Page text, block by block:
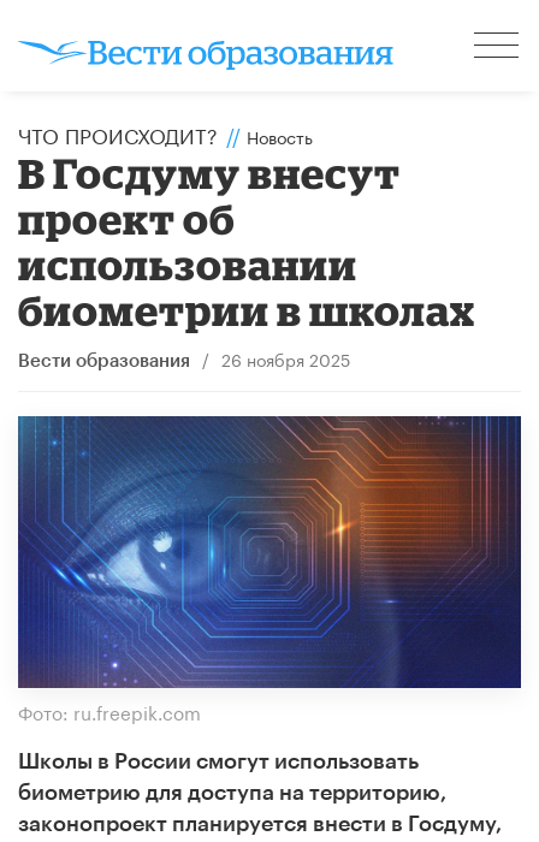
ЧТО ПРОИСХОДИТ? // Новость
В Госдуму внесут
проект об
использовании
биометрии в школах
Вести образования / 26 ноября 2025
Фото: ru.freepik.com
Школы в России смогут использовать
биометрию для доступа на территорию,
законопроект планируется внести в Госдуму,